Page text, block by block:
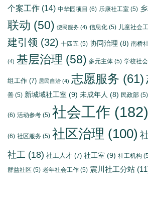
个案工作 (14) 中华园项目 (6) 乐康社工室 (5)
联动 (50) 便民服务 (4) 信息化 (5) 儿童社会
建引领 (32) 十四五 (5) 协同治理 (8) 南桥
(4) 基层治理 (58) 多元主体 (5) 学校社
组工作 (7) 居民自治 (4) 志愿服务 (61)
善 (5) 新城域社工室 (9) 未成年人 (8) 民政部 (5)
(6) 活动参考 (5) 社会工作 (182)
(6) 社区服务 (5) 社区治理 (100)
社工 (18) 社工人才 (7) 社工室 (9) 社工机构
群益社区 (5) 老年社会工作 (5) 震川社工分站